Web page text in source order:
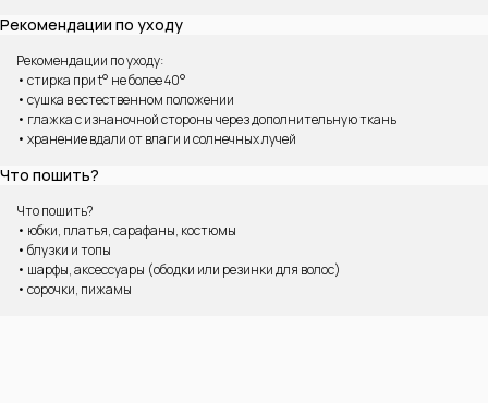
Рекомендации по уходу
Рекомендации по уходу:
• стирка при t° не более 40°
• сушка в естественном положении
• глажка с изнаночной стороны через дополнительную ткань
• хранение вдали от влаги и солнечных лучей
Что пошить?
Что пошить?
• юбки, платья, сарафаны, костюмы
• блузки и топы
• шарфы, аксессуары (ободки или резинки для волос)
• сорочки, пижамы